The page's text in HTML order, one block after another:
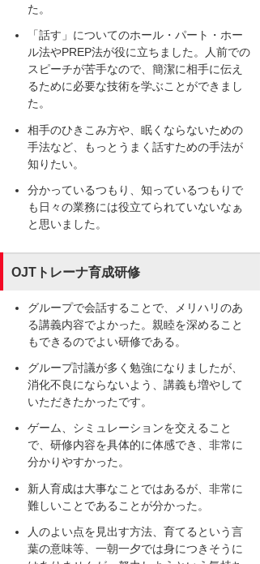
た。
「話す」についてのホール・パート・ホー
ル法やPREP法が役に立ちました。人前での
スピーチが苦手なので、簡潔に相手に伝え
るために必要な技術を学ぶことができまし
た。
相手のひきこみ方や、眠くならないための
手法など、もっとうまく話すための手法が
知りたい。
分かっているつもり、知っているつもりで
も日々の業務には役立てられていないなぁ
と思いました。
OJTトレーナ育成研修
グループで会話することで、メリハリのあ
る講義内容でよかった。親睦を深めること
もできるのでよい研修である。
グループ討議が多く勉強になりましたが、
消化不良にならないよう、講義も増やして
いただきたかったです。
ゲーム、シミュレーションを交えること
で、研修内容を具体的に体感でき、非常に
分かりやすかった。
新人育成は大事なことではあるが、非常に
難しいことであることが分かった。
人のよい点を見出す方法、育てるという言
葉の意味等、一朝一夕では身につきそうに